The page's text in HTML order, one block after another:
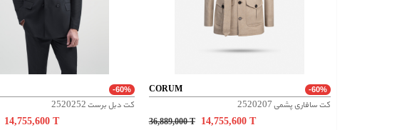
-60%
کت دبل برست 2520252
14,755,600T
CORUM -60%
کت سافاری پشمی 2520207
36,889,000T 14,755,600 T